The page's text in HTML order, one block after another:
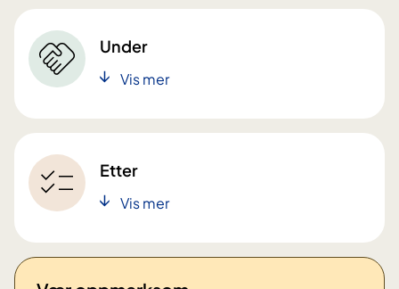
Under
Vis mer
Etter
Vis mer